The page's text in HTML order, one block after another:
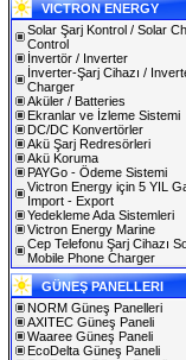
VICTRON ENERGY
Solar Şarj Kontrol / Solar
Control
İnvertör / Inverter
İnverter-Şarj Cihazı /
Charger
Aküler / Batteries
Ekranlar ve İzleme Sistemi
DC/DC Konvertörler
Akü Şarj Redresörleri
Akü Koruma
PAYGo - Ödeme Sistemi
Victron Energy için 5 YIL
Import - Export
Yedekleme Ada Sistemleri
Victron Energy Marine
Cep Telefonu Şarj Cihazı
Mobile Phone Charger
GÜNEŞ PANELLERI
NORM Güneş Panelleri
AXITEC Güneş Paneli
Waaree Güneş Paneli
EcoDelta Güneş Paneli